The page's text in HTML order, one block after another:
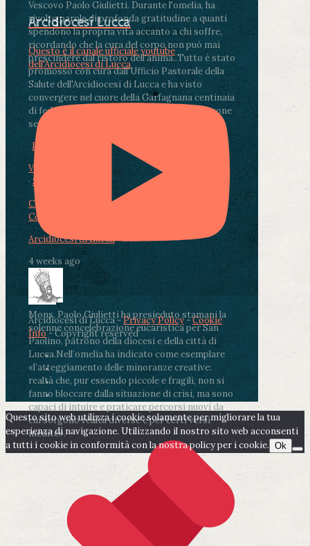
Vescovo Paolo Giulietti. Durante l'omelia, ha
rivolto parole di profonda gratitudine a quanti
spendono la propria vita accanto a chi soffre,
ricordando che la cura del corpo non può mai
prescindere dal ristoro dell'anima..Tutto è stato
promosso con cura dall'Ufficio Pastorale della
Salute dell'Arcidiocesi di Lucca e ha visto
convergere nel cuore della Garfagnana centinaia
di fedeli, operatori sanitari, volontari e persone
segnate dalla malattia.
Photo
View on Facebook
· Share
Condividi su Facebook
Condividi su LinkedIn
Arcidiocesi di Lucca
4 weeks ago
Mons. Paolo Giulietti ha presieduto stamani la
solenne concelebrazione eucaristica per San
Paolino, patrono della diocesi e della città di
Lucca.Nell’omelia ha indicato come esemplare
«l’atteggiamento delle minoranze creative:
realtà che, pur essendo piccole e fragili, non si
fanno bloccare dalla situazione di crisi, ma sono
capaci di intuire e praticare percorsi nuovi da
cui sorgono realtà diverse e per certi versi
inedite».
Arcidiocesi Lucca
Questo è il canale ufficiale youtube
dell'Arcidiocesi di Lucca
Arcidiocesi di Lucca -Privacy Policy-Cookie
Info- Copyright reserved
Questo sito web utilizza i cookie solamente per migliorare la tua
esperienza di navigazione. Utilizzando il nostro sito web acconsenti
a tutti i cookie in conformità con la nostra policy per i cookie. Ok